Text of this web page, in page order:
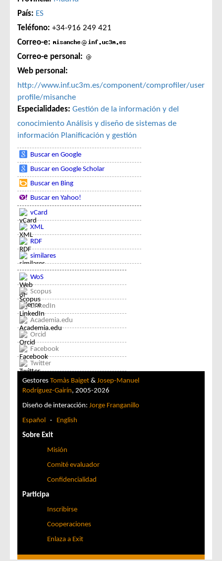
País: ES
Teléfono: +34-916 249 421
Correo-e:
Correo-e personal:
Web personal:
http://www.inf.uc3m.es/component/comprofiler/user
profile/misanche
Especialidades: Gestión de la información y del
conocimiento Análisis y diseño de sistemas de
información Planificación y gestión
Buscar en Google
Buscar en Google Scholar
Buscar en Bing
Buscar en Yahoo!
vCard
XML
RDF
similares
WoS
Scopus
LinkedIn
Academia.edu
Orcid
Facebook
Twitter
Gestores Tomàs Baiget & Josep-Manuel
Rodríguez-Gairín, 2005-2026
Diseño de interacción: Jorge Franganillo
Español · English
Sobre Exit
Misión
Comité evaluador
Confidencialidad
Participa
Inscribirse
Cooperaciones
Enlaza a Exit